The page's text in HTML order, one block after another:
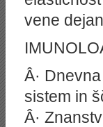
vene
Â·
sistem in
Â·